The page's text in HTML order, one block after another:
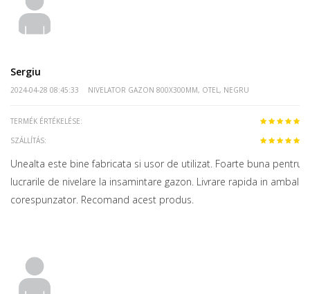
Sergiu
2024-04-28 08:45:33 NIVELATOR GAZON 800X300MM, OTEL, NEGRU
TERMÉK ÉRTÉKELÉSE:
SZÁLLÍTÁS:
Unealta este bine fabricata si usor de utilizat. Foarte buna pentru
lucrarile de nivelare la insamintare gazon. Livrare rapida in ambalaj
corespunzator. Recomand acest produs.